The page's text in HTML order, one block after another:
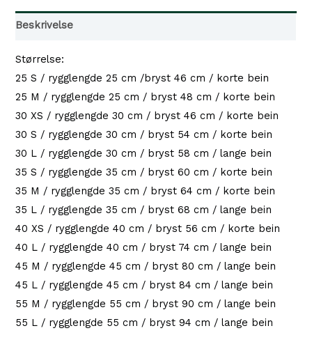
Beskrivelse
Størrelse:
25 S / rygglengde 25 cm /bryst 46 cm / korte bein
25 M / rygglengde 25 cm / bryst 48 cm / korte bein
30 XS / rygglengde 30 cm / bryst 46 cm / korte bein
30 S / rygglengde 30 cm / bryst 54 cm / korte bein
30 L / rygglengde 30 cm / bryst 58 cm / lange bein
35 S / rygglengde 35 cm / bryst 60 cm / korte bein
35 M / rygglengde 35 cm / bryst 64 cm / korte bein
35 L / rygglengde 35 cm / bryst 68 cm / lange bein
40 XS / rygglengde 40 cm / bryst 56 cm / korte bein
40 L / rygglengde 40 cm / bryst 74 cm / lange bein
45 M / rygglengde 45 cm / bryst 80 cm / lange bein
45 L / rygglengde 45 cm / bryst 84 cm / lange bein
55 M / rygglengde 55 cm / bryst 90 cm / lange bein
55 L / rygglengde 55 cm / bryst 94 cm / lange bein